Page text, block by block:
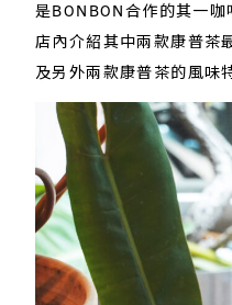
是BONBON合作的其一
店內介紹其中兩款康普茶
及另外兩款康普茶的風味